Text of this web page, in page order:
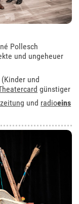
Pollesch
und ungeheuer
und
günstiger
und radioeins